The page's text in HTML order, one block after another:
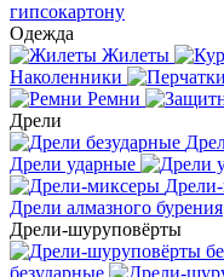
гипсокартону
Одежда
Жилеты
Наколенники
Ремни
Дрели
Дрели ударные
Дрели алмазного бурения
Дрели-шуруповёрты
безударные